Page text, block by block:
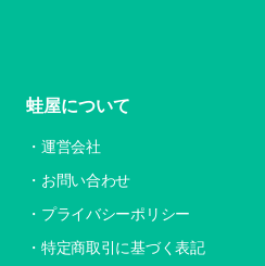
蛙屋について
運営会社
お問い合わせ
プライバシーポリシー
特定商取引に基づく表記